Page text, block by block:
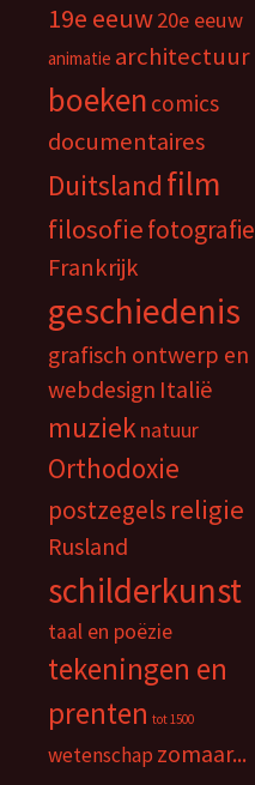
19e eeuw20e eeuw
animatie architectuur
boeken comics
documentaires
Duitslandfilm
filosofiefotografie
Frankrijk
geschiedenis
grafisch ontwerp en
webdesign Italië
muzieknatuur
Orthodoxie
postzegels religie
Rusland
schilderkunst
taal en poëzie
tekeningen en
prenten tot 1500
wetenschap zomaar...